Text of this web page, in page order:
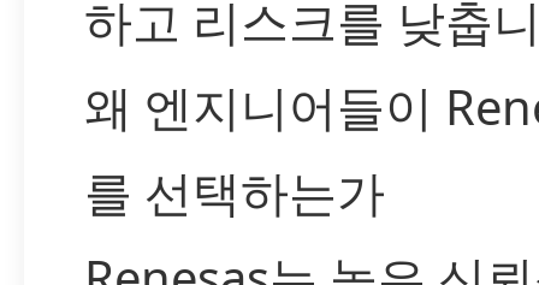
하고 리스크를 낮춥
왜 엔지니어들이
를 선택하는가